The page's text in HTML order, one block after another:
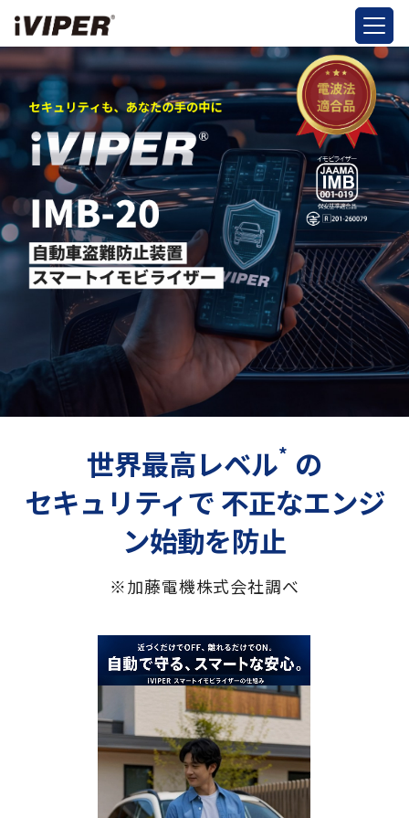
トップ
商品情報
正規販売店
お役立ち情報
世界最高レベル* の
セキュリティで 不正なエンジ
ン始動を防止
※加藤電機株式会社調べ